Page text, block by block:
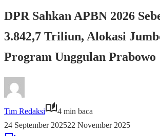
DPR Sahkan APBN 2026
3.842,7 Triliun, Alokasi
Program Unggulan Prabowo
Tim Redaksi
4 min baca
24 September 202522 November 2025